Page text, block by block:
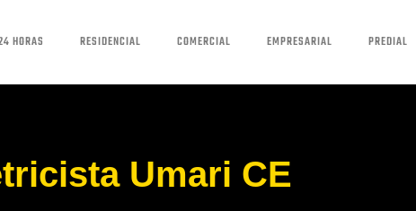
HORAS RESIDENCIAL COMERCIAL EMPRESARIAL PREDIAL
Umari CE